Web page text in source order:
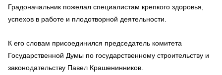
Градоначальник пожелал специалистам крепкого здоровья,
успехов в работе и плодотворной деятельности.
К его словам присоединился председатель комитета
Государственной Думы по государственному строительству и
законодательству Павел Крашенинников.